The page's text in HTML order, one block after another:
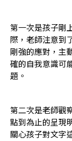
第一次是孩子剛
際，老師注意到
剛強的應對，主
確的自我意識可
題。
第二次是老師觀
點到為止的呈現
關心孩子對文字